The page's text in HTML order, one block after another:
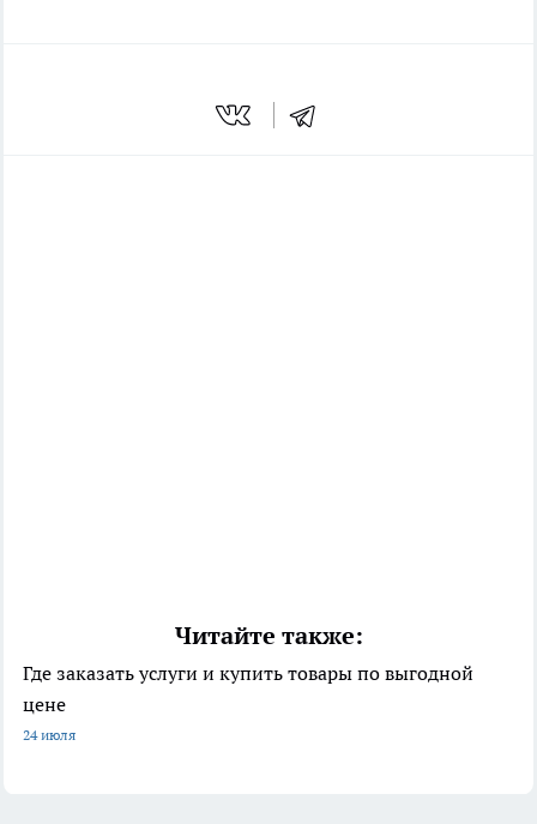
Читайте также:
Где заказать услуги и купить товары по выгодной
цене
24 июля